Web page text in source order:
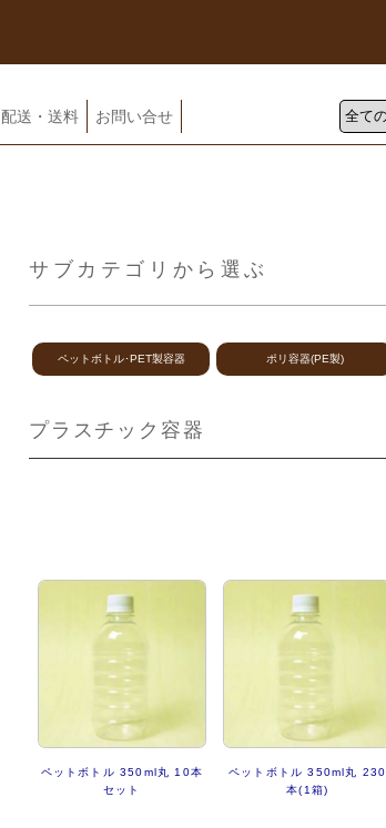
配送・送料 お問い合せ
サブカテゴリから選ぶ
ペットボトル･PET製容器 ポリ容器(PE製)
プラスチック容器
ペットボトル 350ml丸 10本
セット
ペットボトル 350ml丸 230
本(1箱)